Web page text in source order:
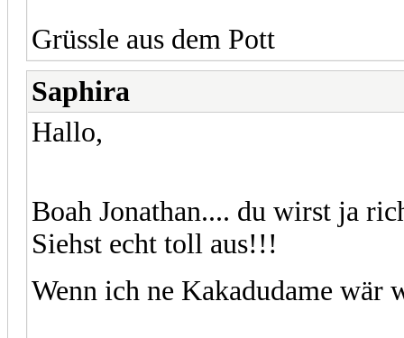
Grüssle aus dem Pott
Saphira
Hallo,
Boah Jonathan.... du wirst ja
Siehst echt toll aus!!!
Wenn ich ne Kakadudame